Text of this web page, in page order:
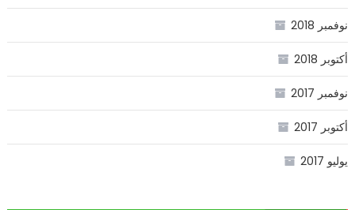
نوفمبر 2018
أكتوبر 2018
نوفمبر 2017
أكتوبر 2017
يوليو 2017